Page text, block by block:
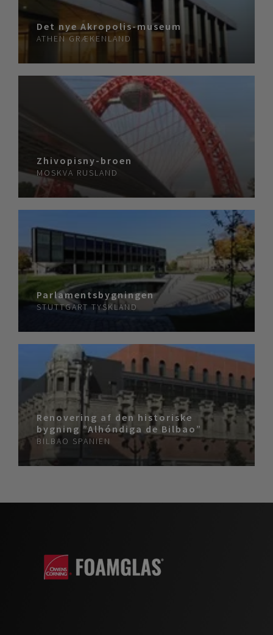
Det nye Akropolis-museum
ATHEN GRÆKENLAND
Zhivopisny-broen
MOSKVA RUSLAND
Parlamentsbygningen
STUTTGART TYSKLAND
Renovering af den historiske
bygning ”Alhóndiga de Bilbao”
BILBAO SPANIEN